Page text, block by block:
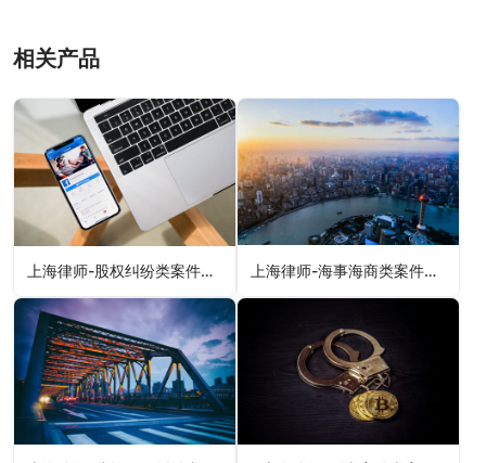
相关产品
上海律师-股权纠纷类案件案例 上海律师-海事海商类案件案例